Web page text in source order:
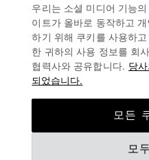
뉴스레터 구독
개인정보 보호정책
우리는 소셜 미디어 기능
이트가 올바로 동작하고
하기 위해 쿠키를 사용하
한 귀하의 사용 정보를 회
협력사와 공유합니다. 당
되었습니다.
모
모든